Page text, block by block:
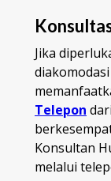
Jika
Telepon
Konsultan
melalui